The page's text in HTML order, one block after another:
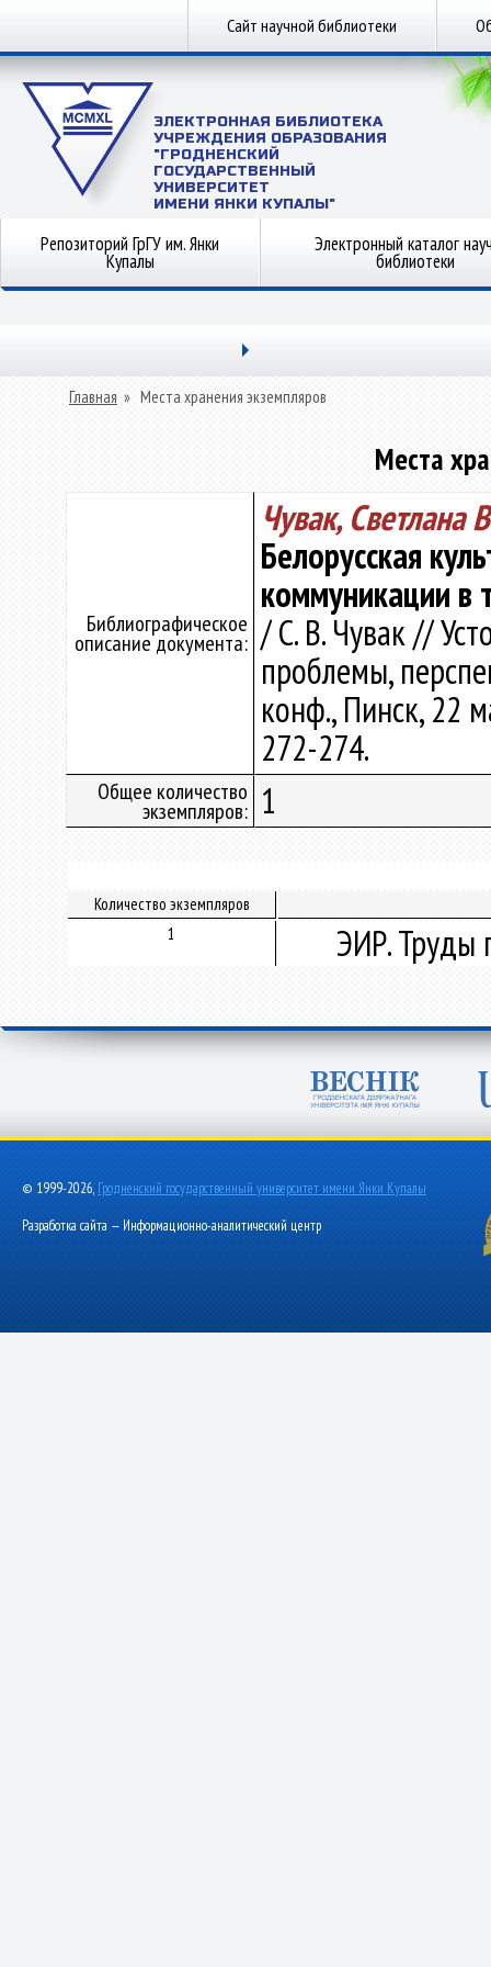
Сайт научной библиотеки
ЭЛЕКТРОННАЯ БИБЛИОТЕКА
УЧРЕЖДЕНИЯ ОБРАЗОВАНИЯ
"ГРОДНЕНСКИЙ
ГОСУДАРСТВЕННЫЙ
УНИВЕРСИТЕТ
ИМЕНИ ЯНКИ КУПАЛЫ"
Репозиторий ГрГУ им. Янки
Купалы
Электронный каталог
библиотеки
Главная » Места хранения экземпляров
Места
Библиографическое
описание документа:
Чувак, Светлана
Белорусская
коммуникации в
/ С. В. Чувак //
проблемы,
конф., Пинск, 22
272-274.
Общее количество
экземпляров: 1
Количество экземпляров
1
ЭИР. Труды
© 1999-2026, Гродненский государственный университет имени Янки Купалы
Разработка сайта — Информационно-аналитический центр